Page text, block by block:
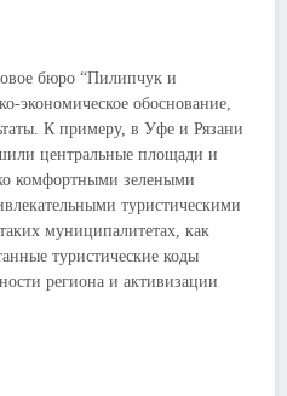
бюро “Пилипчук и
экономическое обоснование,
К примеру, в Уфе и Рязани
центральные площади и
комфортными зелеными
туристическими
муниципалитетах, как
туристические коды
региона и активизации